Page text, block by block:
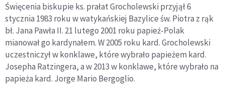
Święcenia biskupie ks. prałat Grocholewski przyjął 6
stycznia 1983 roku w watykańskiej Bazylice św. Piotra z rąk
bł. Jana Pawła II. 21 lutego 2001 roku papież-Polak
mianował go kardynałem. W 2005 roku kard. Grocholewski
uczestniczył w konklawe, które wybrało papieżem kard.
Josepha Ratzingera, a w 2013 w konklawe, które wybrało na
papieża kard. Jorge Mario Bergoglio.